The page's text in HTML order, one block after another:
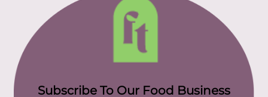
Subscribe To Our Food Business